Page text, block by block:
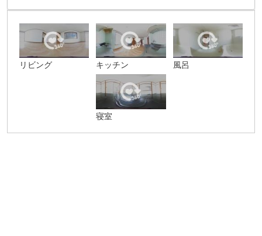
リビング キッチン 風呂
寝室